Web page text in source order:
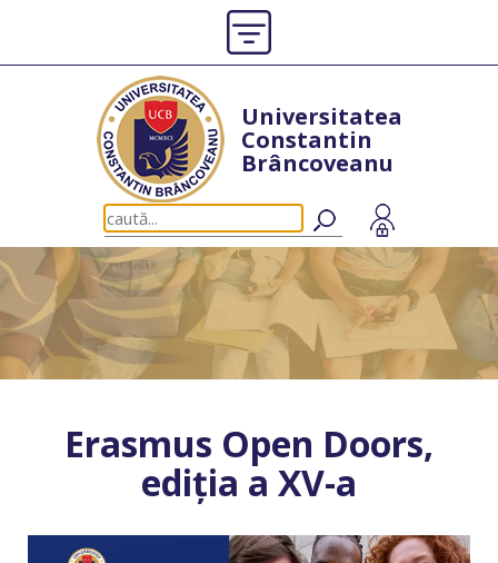
Universitatea
Constantin
Brâncoveanu
Erasmus Open Doors,
ediția a XV-a